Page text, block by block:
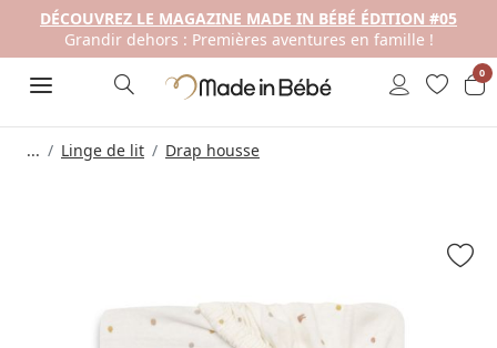
DÉCOUVREZ LE MAGAZINE MADE IN BÉBÉ ÉDITION #05
Grandir dehors : Premières aventures en famille !
0
... Linge de lit Drap housse